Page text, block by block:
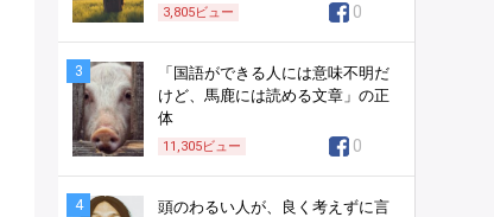
3,805ビュー 0
3
「国語ができる人には意味不明だ
けど、馬鹿には読める文章」の正
体
11,305ビュー 0
4
頭のわるい人が、良く考えずに言